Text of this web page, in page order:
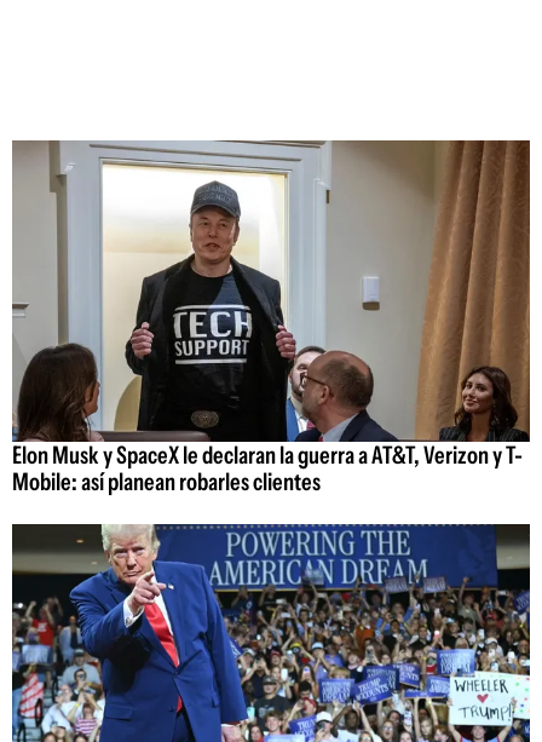
Elon Musk y SpaceX le declaran la guerra a AT&T, Verizon y T-
Mobile: así planean robarles clientes